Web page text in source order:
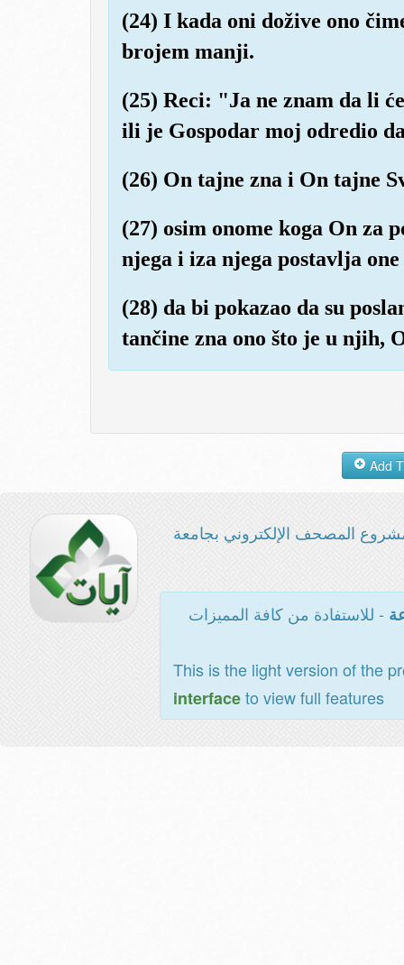
(24) I kada oni dožive ono
brojem manji.
(25) Reci: "Ja ne znam da li
ili je Gospodar moj odredio
(26) On tajne zna i On tajne
(27) osim onome koga On za
njega i iza njega postavlja
(28) da bi pokazao da su
tančine zna ono što je u njih,
المصحف الإلكتروني بجامعة
- للاستفادة من كافة المميزات
This is the light version of the
interfaceto view full features